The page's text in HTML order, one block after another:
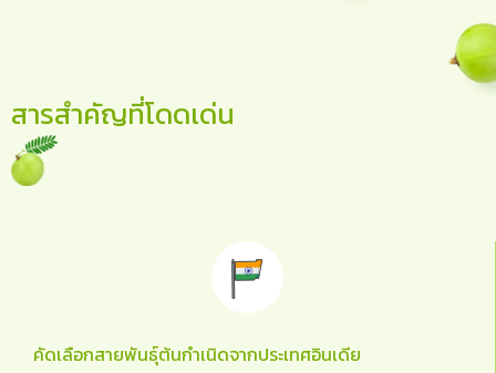
สารสำคัญที่โดดเด่น
คัดเลือกสายพันธุ์ต้นกำเนิดจากประเทศอินเดีย